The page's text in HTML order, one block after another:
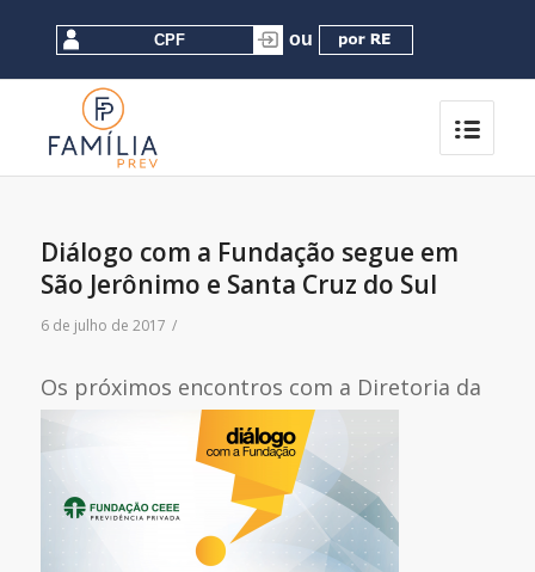
Diálogo com a Fundação segue em
São Jerônimo e Santa Cruz do Sul
6 de julho de 2017 /
Os próximos encontros com a Diretoria da